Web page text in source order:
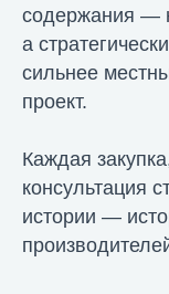
содержания —
а
сильнее
проект.
Каждая
консультация
истории —